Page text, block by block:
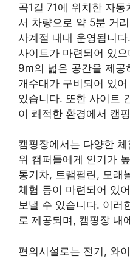
곡1길 71에 위치한 자
서 차량으로 약 5분 거
사계절 내내 운영됩니
사이트가 마련되어 있
9m의 넓은 공간을 제공
개수대가 구비되어 있
있습니다. 또한 사이트
이 쾌적한 환경에서 캠
캠핑장에서는 다양한
위 캠퍼들에게 인기가
통기차, 트램펄린, 모래
체험 등이 마련되어 있
보낼 수 있습니다. 이러
로 제공되며, 캠핑장 내
편의시설로는 전기, 와